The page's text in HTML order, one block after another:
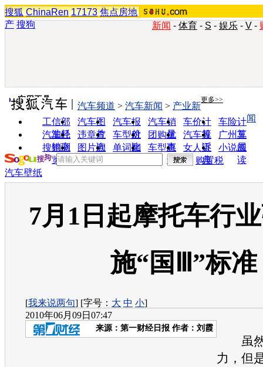
搜狐 ChinaRen 17173 焦点房地
产 搜狗 新闻 - 体育 - S - 娱乐 - V -
实用工具 更多>>
工信部
油耗
汽车图
片
汽车报
价
汽车销
量
车价计
算
车险计
算
汽车经
销商
违章查
询
车型对
比
团购优
惠
汽车投
诉
广州车
展
搜狗浏
览器
图片欣
赏
单词翻
车型查
询
女人宝
典
小说阅
读
汽车频道 > 汽车新闻 > 产业新
闻
购置税
汽车壁纸
7月1日起摩托车行
施“国Ⅲ”标准
[我来说两句] [字号： 大 中 小]
2010年06月09日07:47
来源： 第一财经日报 作者：刘霞
虽然
力，但